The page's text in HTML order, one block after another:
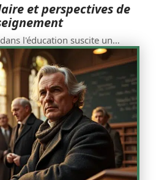
et perspectives de
l'éducation suscite un…